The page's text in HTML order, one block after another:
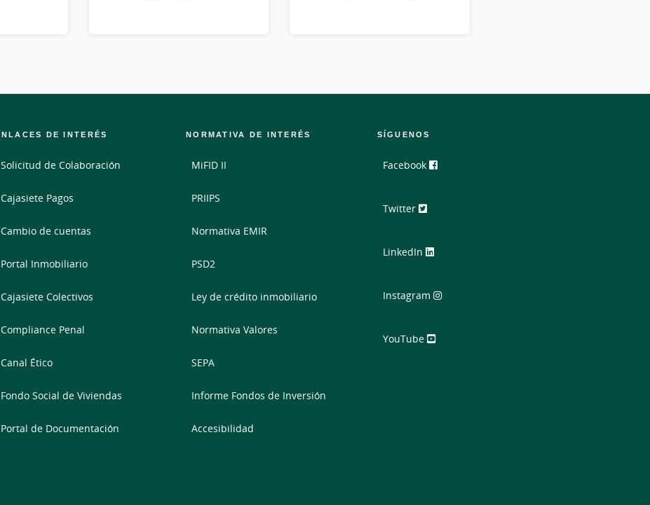
DE INTERÉS
Solicitud de Colaboración
Cajasiete Pagos
Cambio de cuentas
Portal Inmobiliario
Cajasiete Colectivos
Compliance Penal
Canal Ético
Fondo Social de Viviendas
Portal de Documentación
NORMATIVA DE INTERÉS
MiFID II
PRIIPS
Normativa EMIR
PSD2
Ley de crédito inmobiliario
Normativa Valores
SEPA
Informe Fondos de Inversión
Accesibilidad
SÍGUENOS
Facebook
Twitter
LinkedIn
Instagram
YouTube